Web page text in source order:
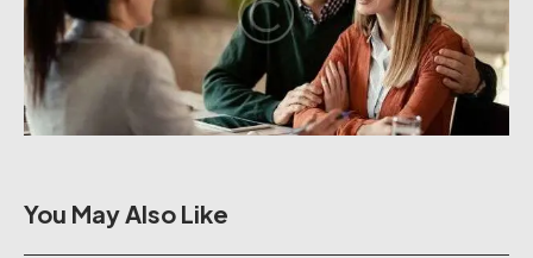
You May Also Like